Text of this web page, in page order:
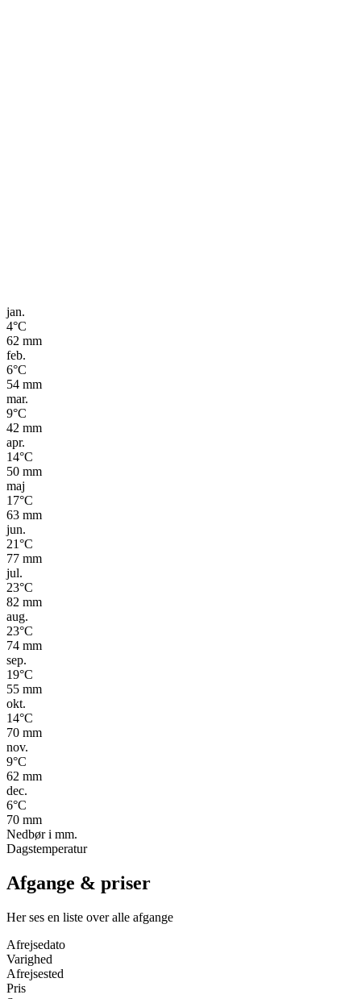
jan.
4°C
62 mm
feb.
6°C
54 mm
mar.
9°C
42 mm
apr.
14°C
50 mm
maj
17°C
63 mm
jun.
21°C
77 mm
jul.
23°C
82 mm
aug.
23°C
74 mm
sep.
19°C
55 mm
okt.
14°C
70 mm
nov.
9°C
62 mm
dec.
6°C
70 mm
Nedbør i mm.
Dagstemperatur
Afgange & priser
Her ses en liste over alle afgange
Afrejsedato
Varighed
Afrejsested
Pris